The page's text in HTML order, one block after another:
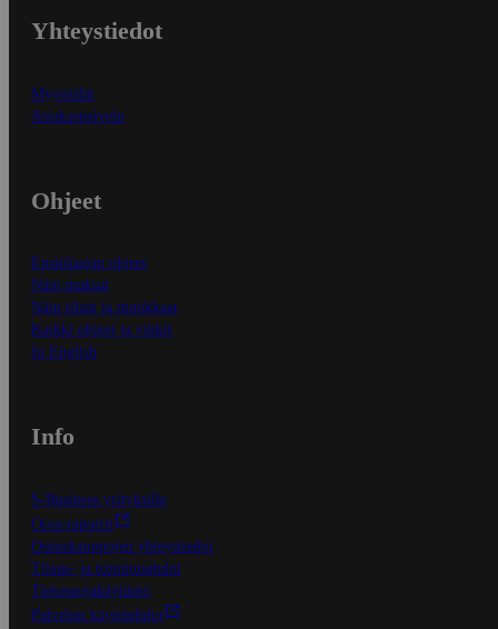
Yhteystiedot
Myymälät
Asiakaspalvelu
Ohjeet
Ensitilaajan ohjeet
Näin maksat
Näin tilaat ja muokkaat
Kaikki ohjeet ja vinkit
In English
Info
S-Business yrityksille
Oiva-raportit
Osuuskauppojen yhteystiedot
Tilaus- ja toimitusehdot
Tietosuojakäytäntö
Palvelun käyttöehdot